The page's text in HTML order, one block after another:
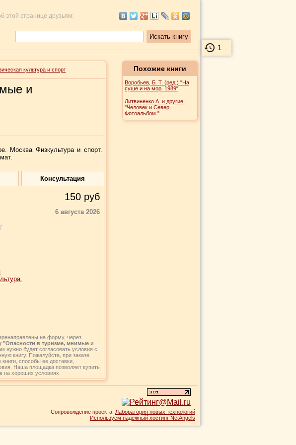
1
этой странице друзьям:
культура и спорт
и
Москва Физкультура и спорт.
Консультация
150 руб
6 августа 2026
на форму, через
"Опасности в туризме, мнимые и
нужно будет согласовать условия с
книгу. Пожалуйста, при заказе
способы ее доставки,
Наша площадка позволяет купить
на хороших условиях.
Похожие книги
Воробьев, Б. Т. (ред.) "На
суше и на мор. 1989"
Литвиненко А. и другие
"Человек и Север.
Фотоальбом."
Сопровождение проекта: Лаборатория новых технологий
Используем надежный хостинг NetAngels